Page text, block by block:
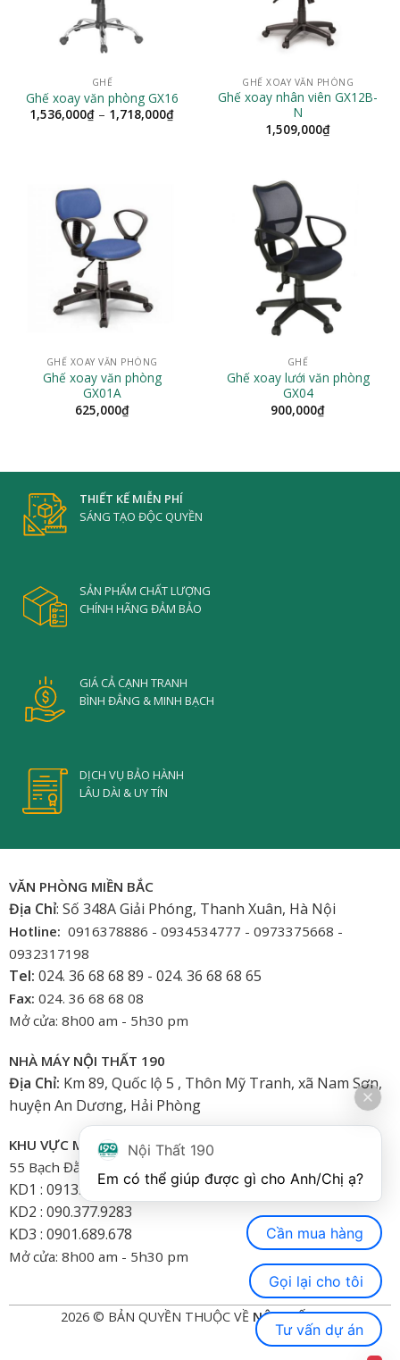
GHẾ
Ghế xoay văn phòng GX16
1,536,000₫ – 1,718,000₫Khoảng
GHẾ XOAY VĂN PHÒNG
Ghế xoay nhân viên GX12B-
N
1,509,000₫
GHẾ XOAY VĂN PHÒNG
Ghế xoay văn phòng
GX01A
625,000₫
GHẾ
Ghế xoay lưới văn phòng
GX04
900,000₫
THIẾT KẾ MIỄN PHÍ
SÁNG TẠO ĐỘC QUYỀN
SẢN PHẨM CHẤT LƯỢNG
CHÍNH HÃNG ĐẢM BẢO
GIÁ CẢ CẠNH TRANH
BÌNH ĐẲNG & MINH BẠCH
DỊCH VỤ BẢO HÀNH
LÂU DÀI & UY TÍN
VĂN PHÒNG MIỀN BẮC
Địa Chỉ: Số 348A Giải Phóng, Thanh Xuân, Hà Nội
Hotline: 0916378886 - 0934534777 - 0973375668 -
0932317198
Tel: 024. 36 68 68 89 - 024. 36 68 68 65
Fax: 024. 36 68 68 08
Mở cửa: 8h00 am - 5h30 pm
NHÀ MÁY NỘI THẤT 190
Địa Chỉ: Km 89, Quốc lộ 5 , Thôn Mỹ Tranh, xã Nam Sơn,
huyện An Dương, Hải Phòng
KHU VỰC MIỀN NAM
55 Bạch Đằng, Phường 15, Bình Thạnh-HCM
KD1 : 0913.922.926
KD2 : 090.377.9283
KD3 : 0901.689.678
Mở cửa: 8h00 am - 5h30 pm
2026 © BẢN QUYỀN THUỘC VỀ NỘI THẤT 190
Nội Thất 190
Cần mua hàng
Gọi lại cho tôi
Tư vấn dự án